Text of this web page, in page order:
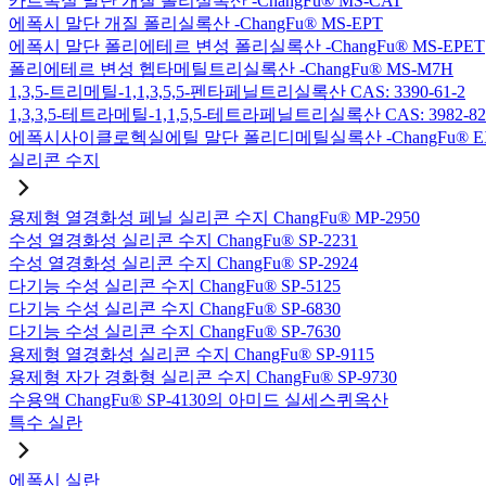
에폭시 말단 개질 폴리실록산 -ChangFu® MS-EPT
에폭시 말단 폴리에테르 변성 폴리실록산 -ChangFu® MS-EPET
폴리에테르 변성 헵타메틸트리실록산 -ChangFu® MS-M7H
1,3,5-트리메틸-1,1,3,5,5-펜타페닐트리실록산 CAS: 3390-61-2
1,3,3,5-테트라메틸-1,1,5,5-테트라페닐트리실록산 CAS: 3982-
에폭시사이클로헥실에틸 말단 폴리디메틸실록산 -ChangFu®
실리콘 수지
용제형 열경화성 페닐 실리콘 수지 ChangFu® MP-2950
수성 열경화성 실리콘 수지 ChangFu® SP-2231
수성 열경화성 실리콘 수지 ChangFu® SP-2924
다기능 수성 실리콘 수지 ChangFu® SP-5125
다기능 수성 실리콘 수지 ChangFu® SP-6830
다기능 수성 실리콘 수지 ChangFu® SP-7630
용제형 열경화성 실리콘 수지 ChangFu® SP-9115
용제형 자가 경화형 실리콘 수지 ChangFu® SP-9730
수용액 ChangFu® SP-4130의 아미드 실세스퀴옥산
특수 실란
에폭시 실란